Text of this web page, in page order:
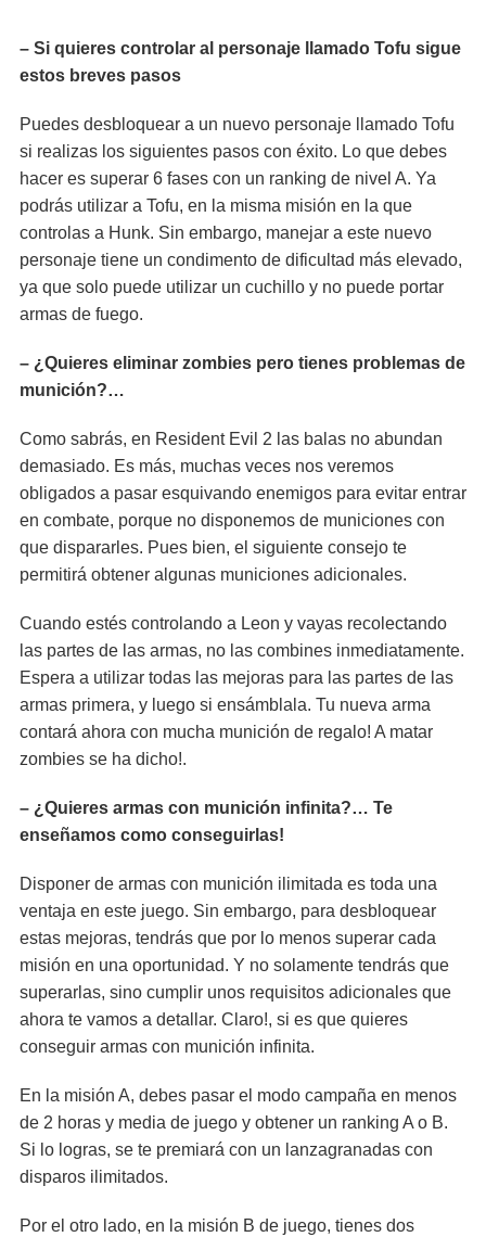
– Si quieres controlar al personaje llamado Tofu sigue
estos breves pasos
Puedes desbloquear a un nuevo personaje llamado Tofu
si realizas los siguientes pasos con éxito. Lo que debes
hacer es superar 6 fases con un ranking de nivel A. Ya
podrás utilizar a Tofu, en la misma misión en la que
controlas a Hunk. Sin embargo, manejar a este nuevo
personaje tiene un condimento de dificultad más elevado,
ya que solo puede utilizar un cuchillo y no puede portar
armas de fuego.
– ¿Quieres eliminar zombies pero tienes problemas de
munición?…
Como sabrás, en Resident Evil 2 las balas no abundan
demasiado. Es más, muchas veces nos veremos
obligados a pasar esquivando enemigos para evitar entrar
en combate, porque no disponemos de municiones con
que dispararles. Pues bien, el siguiente consejo te
permitirá obtener algunas municiones adicionales.
Cuando estés controlando a Leon y vayas recolectando
las partes de las armas, no las combines inmediatamente.
Espera a utilizar todas las mejoras para las partes de las
armas primera, y luego si ensámblala. Tu nueva arma
contará ahora con mucha munición de regalo! A matar
zombies se ha dicho!.
– ¿Quieres armas con munición infinita?… Te
enseñamos como conseguirlas!
Disponer de armas con munición ilimitada es toda una
ventaja en este juego. Sin embargo, para desbloquear
estas mejoras, tendrás que por lo menos superar cada
misión en una oportunidad. Y no solamente tendrás que
superarlas, sino cumplir unos requisitos adicionales que
ahora te vamos a detallar. Claro!, si es que quieres
conseguir armas con munición infinita.
En la misión A, debes pasar el modo campaña en menos
de 2 horas y media de juego y obtener un ranking A o B.
Si lo logras, se te premiará con un lanzagranadas con
disparos ilimitados.
Por el otro lado, en la misión B de juego, tienes dos